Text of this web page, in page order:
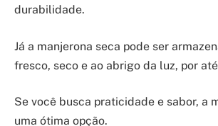
durabilidade.
Já a manjerona seca pode ser
fresco, seco e ao abrigo da luz, por
Se você busca praticidade e sabor, a
uma ótima opção.